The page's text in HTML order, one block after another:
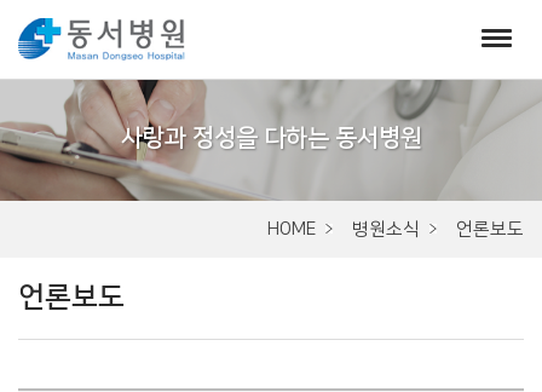
브
비
HOME 병원소식 언론보도
언론보도